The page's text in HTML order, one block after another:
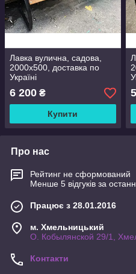
Лавка вулична, садова,
2000х500, доставка по
Україні
6 200 ₴
Купити
Про нас
Рейтинг не сформований
Менше 5 відгуків за
Працює з 28.01.2016
м. Хмельницький
О. Кобылянской 29/1,
Контакти